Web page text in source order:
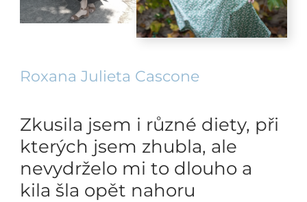
Roxana Julieta Cascone
Zkusila jsem i různé diety, při
kterých jsem zhubla, ale
nevydrželo mi to dlouho a
kila šla opět nahoru